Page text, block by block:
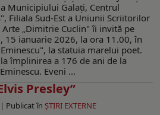
Municipiului Galați, Centrul
Filiala Sud-Est a Uniunii Scriitorilor
„Dimitrie Cuclin" îi invită pe
15 ianuarie 2026, la ora 11.00, în
la statuia marelui poet.
împlinirea a 176 de ani de la
Eveni ...
Presley”
Publicat în ŞTIRI EXTERNE